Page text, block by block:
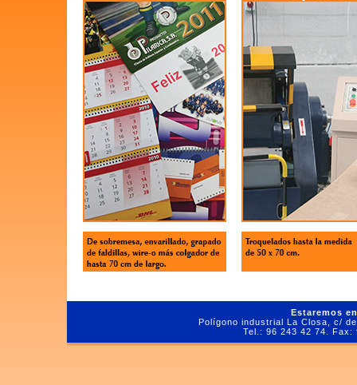
Estaremos
Polígono industrial La Closa, c/
Tel.: 96 243 42 74.